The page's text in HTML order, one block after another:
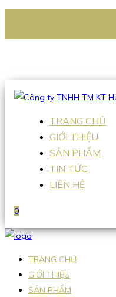
Hotline:0938 336 079
TRANG CHỦ
GIỚI THIỆU
SẢN PHẨM
TIN TỨC
LIÊN HỆ
0
TRANG CHỦ
GIỚI THIỆU
SẢN PHẨM